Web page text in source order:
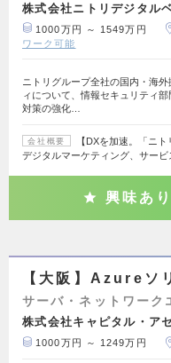
株式会社ニトリデジタル
1000万円 ～ 1549万円
ワーク可能
ニトリグループ全社の国内・海
ィについて、情報セキュリティ
対策の強化…
会社概要
【DXを加速。「ニ
デジタルマーケティング、サー
興味あり
【大阪】Azureソ
サーバ・ネットワーク
株式会社キャピタル・ア
1000万円 ～ 1249万円